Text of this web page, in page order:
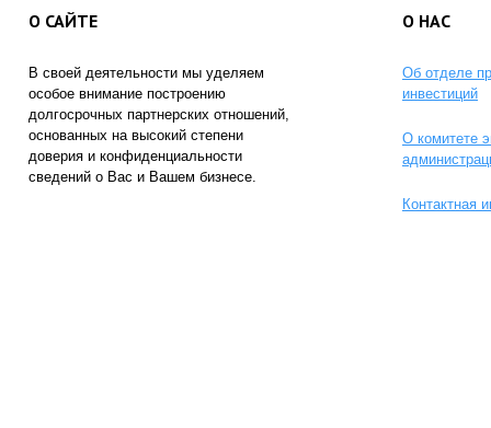
О САЙТЕ
В своей деятельности мы уделяем
особое внимание построению
долгосрочных партнерских отношений,
основанных на высокий степени
доверия и конфиденциальности
сведений о Вас и Вашем бизнесе.
О НАС
Об отделе
инвестиций
О комитете
Контактная